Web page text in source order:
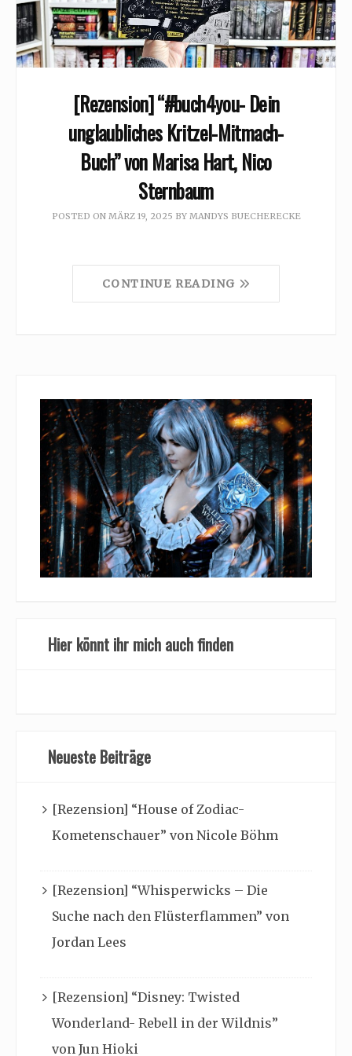
[Rezension] “#buch4you- Dein
unglaubliches Kritzel-Mitmach-
Buch” von Marisa Hart, Nico
Sternbaum
POSTED ON MÄRZ 19, 2025 BY MANDYS BUECHERECKE
CONTINUE READING
Hier könnt ihr mich auch finden
Neueste Beiträge
[Rezension] “House of Zodiac-
Kometenschauer” von Nicole Böhm
[Rezension] “Whisperwicks – Die
Suche nach den Flüsterflammen” von
Jordan Lees
[Rezension] “Disney: Twisted
Wonderland- Rebell in der Wildnis”
von Jun Hioki